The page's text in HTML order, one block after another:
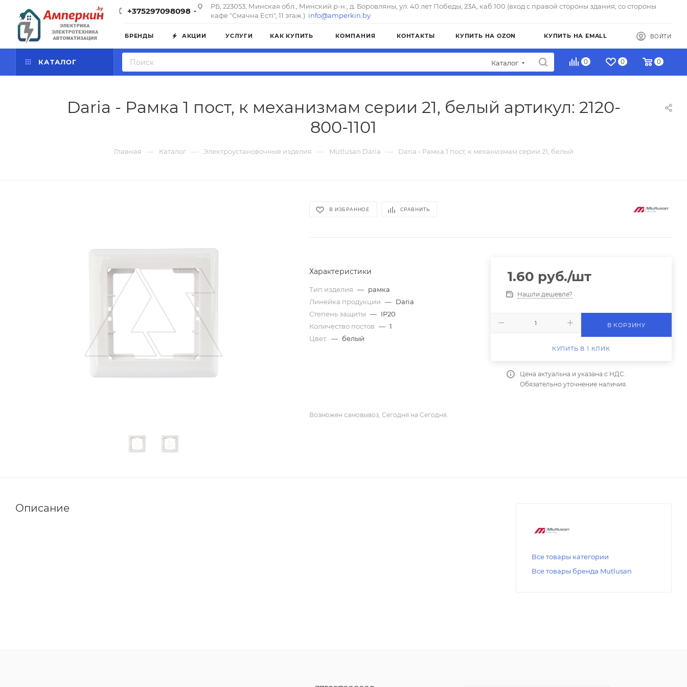
+375297098098
РБ, 223053, Минская обл., Минский р-н., д. Боровляны, ул. 40 лет Победы, 23А, каб.100 (вход с правой стороны здания, со стороны
кафе "Смачна Естi", 11 этаж.) info@amperkin.by
БРЕНДЫ АКЦИИ УСЛУГИ КАК КУПИТЬ КОМПАНИЯ КОНТАКТЫ КУПИТЬ НА OZON КУПИТЬ НА EMALL ВОЙТИ
КАТАЛОГ Каталог 0 0 0
Daria - Рамка 1 пост, к механизмам серии 21, белый артикул: 2120-
800-1101
Главная — Каталог — Электроустановочные изделия — Mutlusan Daria — Daria - Рамка 1 пост, к механизмам серии 21, белый
В ИЗБРАННОЕ СРАВНИТЬ
Характеристики
Тип изделия — рамка
Линейка продукции — Daria
Степень защиты — IP20
Количество постов — 1
Цвет.
— белый
1.60 руб./шт
Нашли дешевле?
В КОРЗИНУ
КУПИТЬ В 1 КЛИК
Цена актуальна и указана с НДС.
Обязательно уточнение наличия.
Возможен самовывоз, Сегодня на Сегодня.
Описание
Все товары категории
Все товары бренда Mutlusan